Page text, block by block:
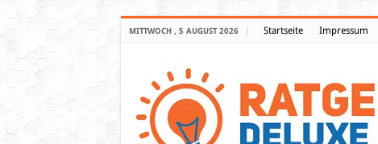
MITTWOCH , 5 AUGUST 2026 Startseite Impressum